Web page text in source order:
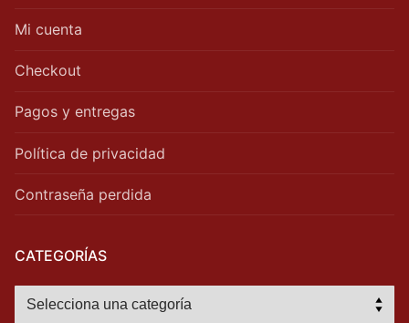
Mi cuenta
Checkout
Pagos y entregas
Política de privacidad
Contraseña perdida
CATEGORÍAS